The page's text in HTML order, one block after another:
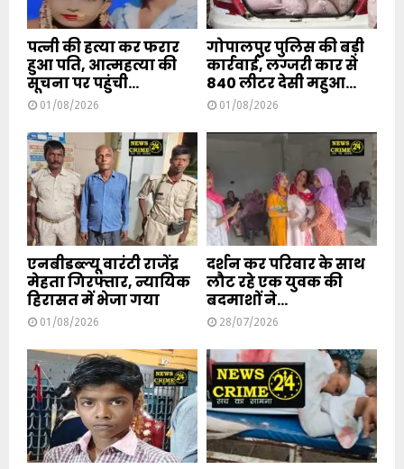
पत्नी की हत्या कर फरार
हुआ पति, आत्महत्या की
सूचना पर पहुंची...
01/08/2026
गोपालपुर पुलिस की बड़ी
कार्रवाई, लग्जरी कार से
840 लीटर देसी महुआ...
01/08/2026
एनबीडब्ल्यू वारंटी राजेंद्र
मेहता गिरफ्तार, न्यायिक
हिरासत में भेजा गया
01/08/2026
दर्शन कर परिवार के साथ
लौट रहे एक युवक की
बदमाशों ने...
28/07/2026